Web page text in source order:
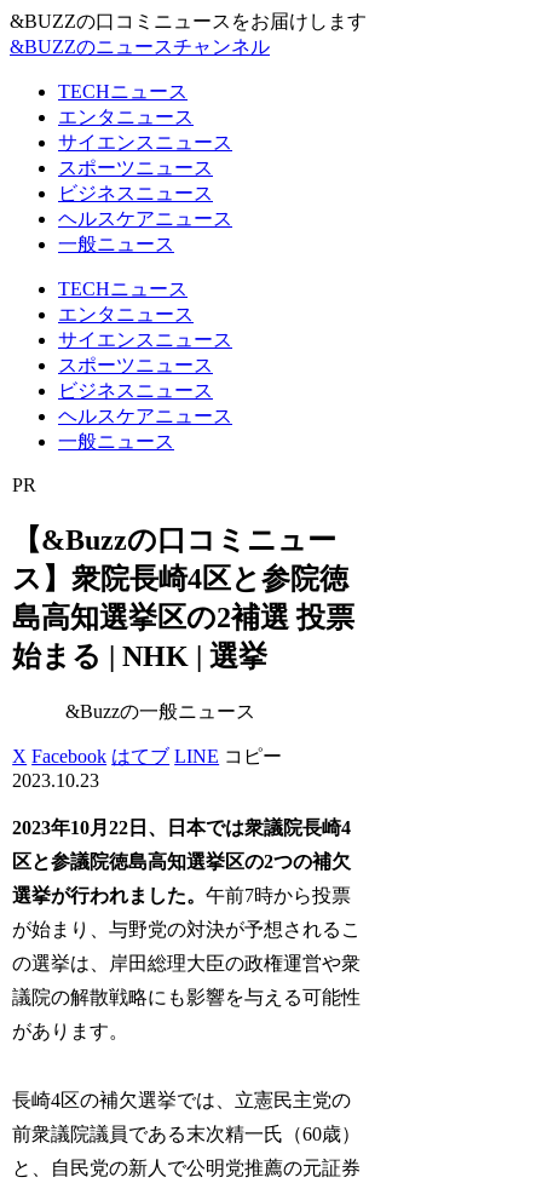
&BUZZの口コミニュースをお届けします
&BUZZのニュースチャンネル
TECHニュース
エンタニュース
サイエンスニュース
スポーツニュース
ビジネスニュース
ヘルスケアニュース
一般ニュース
TECHニュース
エンタニュース
サイエンスニュース
スポーツニュース
ビジネスニュース
ヘルスケアニュース
一般ニュース
PR
【&Buzzの口コミニュー
ス】衆院長崎4区と参院徳
島高知選挙区の2補選 投票
始まる | NHK | 選挙
&Buzzの一般ニュース
X Facebook はてブ LINE コピー
2023.10.23
2023年10月22日、日本では衆議院長崎4
区と参議院徳島高知選挙区の2つの補欠
選挙が行われました。午前7時から投票
が始まり、与野党の対決が予想されるこ
の選挙は、岸田総理大臣の政権運営や衆
議院の解散戦略にも影響を与える可能性
があります。
長崎4区の補欠選挙では、立憲民主党の
前衆議院議員である末次精一氏（60歳）
と、自民党の新人で公明党推薦の元証券